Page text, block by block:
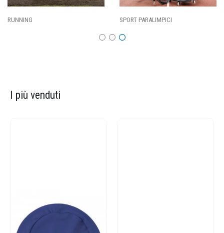
SPORT PARALIMPICI CALCIO
I più venduti